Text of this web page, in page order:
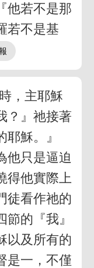
他若不是那
若不是基
，主耶穌
？』祂接著
穌。』
他只是逼迫
得他實際上
徒看作祂的
的『我』
以及所有的
是一，不僅